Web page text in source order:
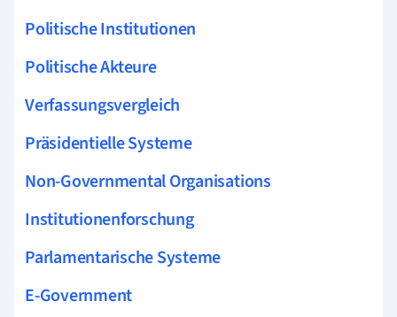
Politische Institutionen
Politische Akteure
Verfassungsvergleich
Präsidentielle Systeme
Non-Governmental Organisations
Institutionenforschung
Parlamentarische Systeme
E-Government